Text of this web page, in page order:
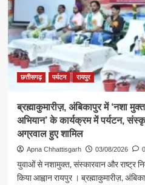
कैबिनेट
मंत्री
श्री
राजेश
अग्रवाल
ने
लखनपुर
में
विधि-
विधान
जलाभिषेक,
प्रदेशवासियों
छत्तीसगढ़ पर्यटन रायपुर
ब्रह्माकुमारीज़, अंबिकापुर में ‘नशा
अभियान’ के कार्यक्रम में पर्यटन,
अग्रवाल हुए शामिल
Apna Chhattisgarh 03/08/2026 0
युवाओं से नशामुक्त, संस्कारवान और राष्ट्र
किया आह्वान रायपुर । ब्रह्माकुमारीज़,